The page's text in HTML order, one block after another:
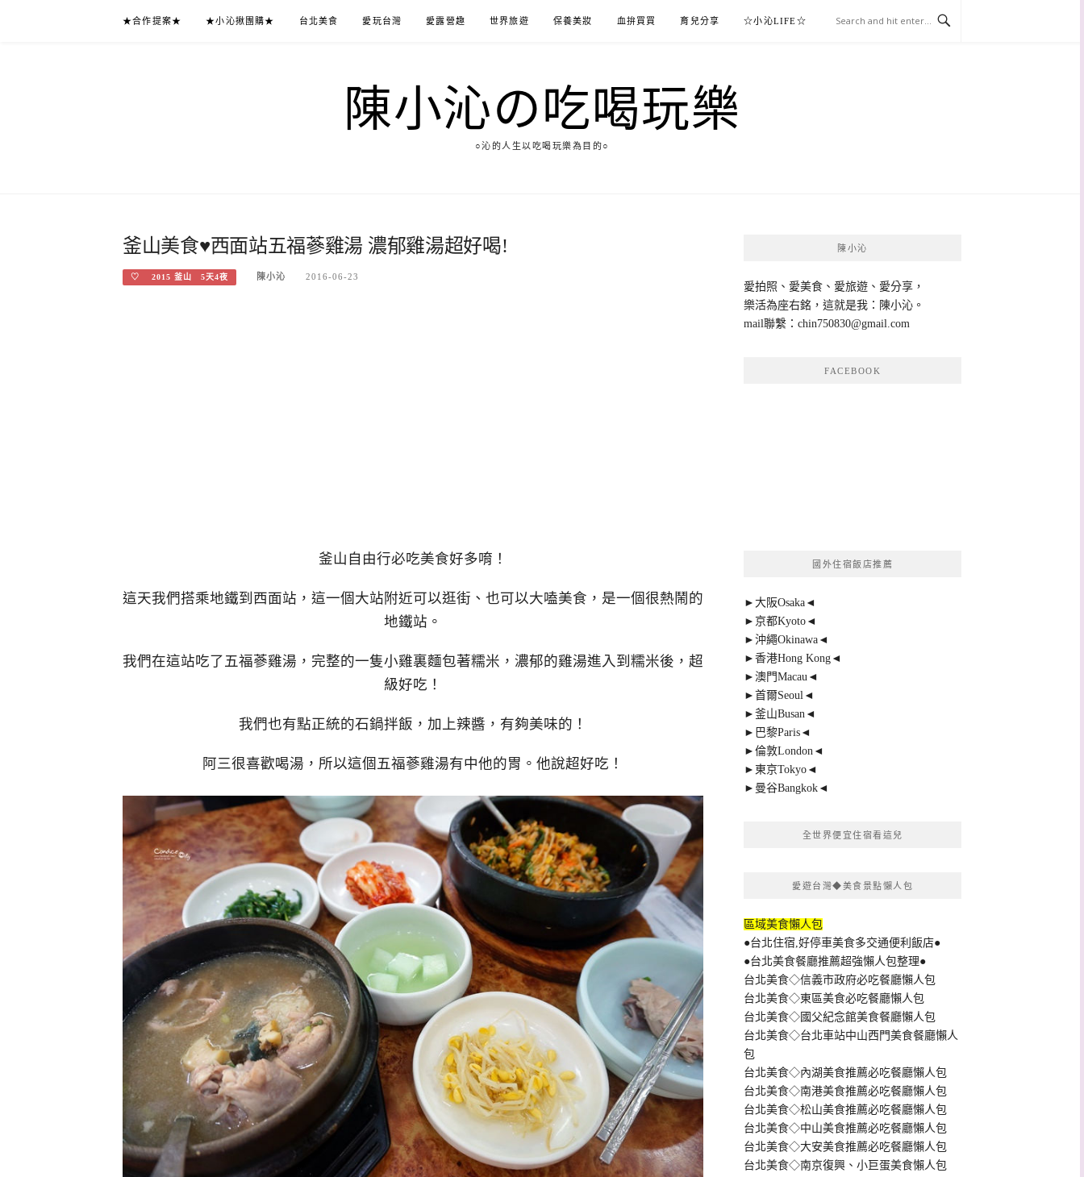
★合作提案★ ★小沁揪團購★ 台北美食 愛玩台灣 愛露營趣 世界旅遊 保養美妝 血拚買買 育兒分享 ☆小沁LIFE☆
陳小沁の吃喝玩樂
○沁的人生以吃喝玩樂為目的○
釜山美食♥西面站五福蔘雞湯 濃郁雞湯超好喝!
♡ 2015 釜山 5天4夜 陳小沁 2016-06-23
釜山自由行必吃美食好多唷！
這天我們搭乘地鐵到西面站，這一個大站附近可以逛街、也可以大嗑美食，是一個很熱鬧的
地鐵站。
我們在這站吃了五福蔘雞湯，完整的一隻小雞裏麵包著糯米，濃郁的雞湯進入到糯米後，超
級好吃！
我們也有點正統的石鍋拌飯，加上辣醬，有夠美味的！
阿三很喜歡喝湯，所以這個五福蔘雞湯有中他的胃。他說超好吃！
陳小沁
愛拍照、愛美食、愛旅遊、愛分享，
樂活為座右銘，這就是我：陳小沁。
mail聯繫： chin750830@gmail.com
FACEBOOK
國外住宿飯店推薦
►大阪Osaka◄
►京都Kyoto◄
►沖繩Okinawa◄
►香港Hong Kong◄
►澳門Macau◄
►首爾Seoul◄
►釜山Busan◄
►巴黎Paris◄
►倫敦London◄
►東京Tokyo◄
►曼谷Bangkok◄
全世界便宜住宿看這兒
愛遊台灣◆美食景點懶人包
區域美食懶人包
●台北住宿,好停車美食多交通便利飯店●
●台北美食餐廳推薦超強懶人包整理●
台北美食◇信義市政府必吃餐廳懶人包
台北美食◇東區美食必吃餐廳懶人包
台北美食◇國父紀念館美食餐廳懶人包
台北美食◇台北車站中山西門美食餐廳懶人
包
台北美食◇內湖美食推薦必吃餐廳懶人包
台北美食◇南港美食推薦必吃餐廳懶人包
台北美食◇松山美食推薦必吃餐廳懶人包
台北美食◇中山美食推薦必吃餐廳懶人包
台北美食◇大安美食推薦必吃餐廳懶人包
台北美食◇南京復興、小巨蛋美食懶人包